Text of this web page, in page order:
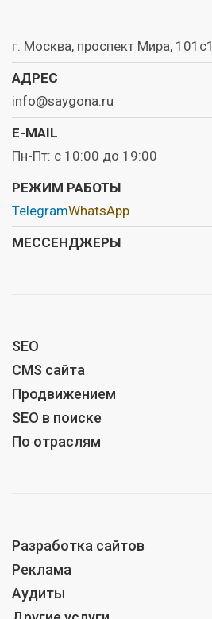
г. Москва, проспект Мира, 101с1
АДРЕС
info@saygona.ru
E-MAIL
Пн-Пт: с 10:00 до 19:00
РЕЖИМ РАБОТЫ
TelegramWhatsApp
МЕССЕНДЖЕРЫ
SEO
CMS сайта
Продвижением
SEO в поиске
По отраслям
Разработка сайтов
Реклама
Аудиты